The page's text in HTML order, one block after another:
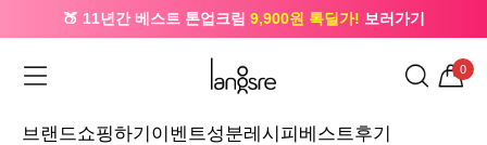
🍑 11년간 베스트 톤업크림 9,900원 톡딜가! 보러가기
5,000원
0
브랜드쇼핑하기 이벤트성분레시피 베스트후기